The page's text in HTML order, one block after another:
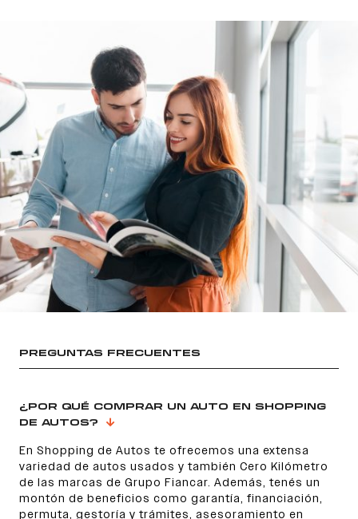
PREGUNTAS FRECUENTES
¿POR QUÉ COMPRAR UN AUTO EN SHOPPING
DE AUTOS?
En Shopping de Autos te ofrecemos una extensa
variedad de autos usados y también Cero Kilómetro
de las marcas de Grupo Fiancar. Además, tenés un
montón de beneficios como garantía, financiación,
permuta, gestoría y trámites, asesoramiento en